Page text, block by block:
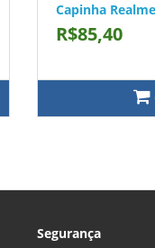
Capinha
R$85,40
Segurança